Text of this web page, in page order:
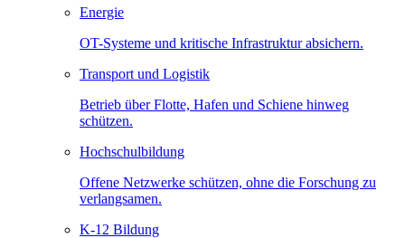
Energie
OT-Systeme und kritische Infrastruktur absichern.
Transport und Logistik
Betrieb über Flotte, Hafen und Schiene hinweg
schützen.
Hochschulbildung
Offene Netzwerke schützen, ohne die Forschung zu
verlangsamen.
K-12 Bildung